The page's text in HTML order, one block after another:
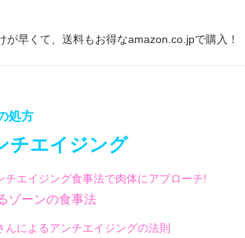
処方
チエイジング
チエイジング食事法で肉体にアプローチ!
ゾーンの食事法
んによるアンチエイジングの法則